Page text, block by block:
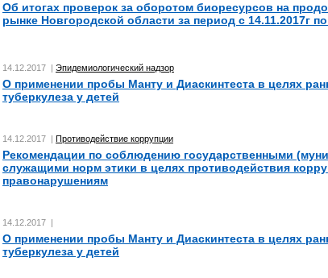
Об итогах проверок за оборотом биоресурсов на
рынке Новгородской области за период с 14.11.2017г по
14.12.2017 | Эпидемиологический надзор
О применении пробы Манту и Диаскинтеста в целях
туберкулеза у детей
14.12.2017 | Противодействие коррупции
Рекомендации по соблюдению государственными
служащими норм этики в целях противодействия
правонарушениям
14.12.2017 |
О применении пробы Манту и Диаскинтеста в целях
туберкулеза у детей